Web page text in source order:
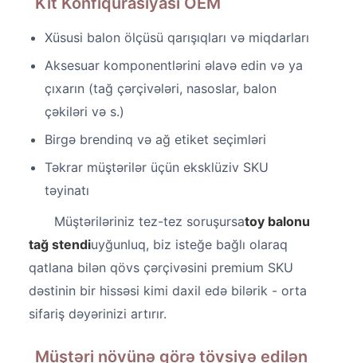
Xüsusi balon ölçüsü qarışıqları və miqdarları
Aksesuar komponentlərini əlavə edin və ya
çıxarın (tağ çərçivələri, nasoslar, balon
çəkiləri və s.)
Birgə brendinq və ağ etiket seçimləri
Təkrar müştərilər üçün eksklüziv SKU
təyinatı
Müştəriləriniz tez-tez soruşursatoy balonu
tağ stendiuyğunluq, biz isteğe bağlı olaraq
qatlana bilən qövs çərçivəsini premium SKU
dəstinin bir hissəsi kimi daxil edə bilərik - orta
sifariş dəyərinizi artırır.
Müştəri növünə görə tövsiyə edilən